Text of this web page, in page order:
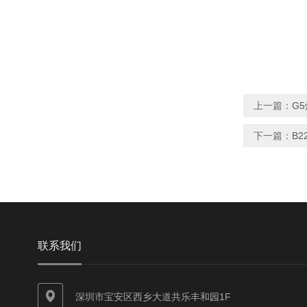
上一篇： G5
下一篇：
联系我们
深圳市宝安区西乡大道共乐丰和园1F